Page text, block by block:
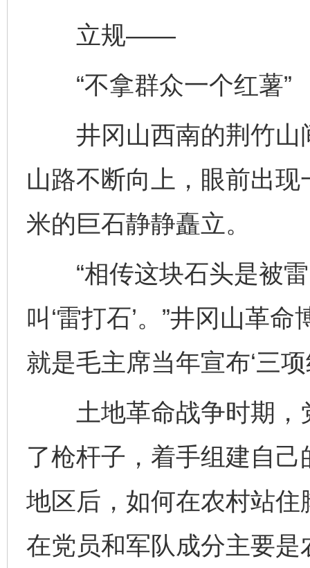
立规——
“不拿群众一个红薯”
井冈山西南的荆竹山
山路不断向上，眼前出
米的巨石静静矗立。
“相传这块石头是被雷
叫‘雷打石’。”井冈山革
就是毛主席当年宣布‘三项
土地革命战争时期，
了枪杆子，着手组建自
地区后，如何在农村站
在党员和军队成分主要